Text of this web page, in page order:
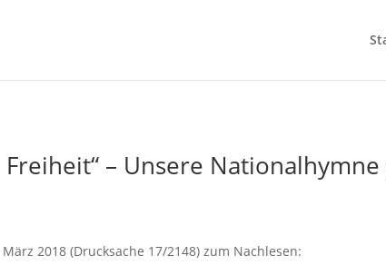
– Unsere
2018 (Drucksache 17/2148) zum Nachlesen: